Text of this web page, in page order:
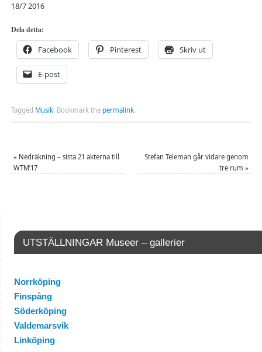
18/7 2016
Dela detta:
Facebook Pinterest Skriv ut
E-post
Tagged Musik. Bookmark the permalink.
« Nedräkning – sista 21 akterna till
WTM’17
Stefan Teleman går vidare genom
tre rum»
UTSTÄLLNINGAR Museer – gallerier
Norrköping
Finspång
Söderköping
Valdemarsvik
Linköping